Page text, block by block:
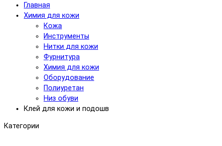
Главная
Химия для кожи
Кожа
Инструменты
Нитки для кожи
Фурнитура
Химия для кожи
Оборудование
Полиуретан
Низ обуви
Клей для кожи и подошв
Категории